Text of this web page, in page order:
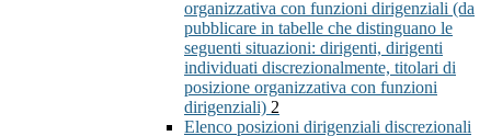
organizzativa con funzioni dirigenziali (da
pubblicare in tabelle che distinguano le
seguenti situazioni: dirigenti, dirigenti
individuati discrezionalmente, titolari di
posizione organizzativa con funzioni
dirigenziali) 2
Elenco posizioni dirigenziali discrezionali